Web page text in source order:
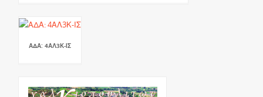
ΑΔΑ: 4ΑΛ3Κ-ΙΣ